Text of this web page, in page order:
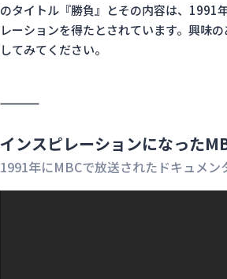
のタイトル『勝負』とその内容は、1991
レーションを得たとされています。興味
してみてください。
インスピレーションになった
1991年にMBCで放送されたドキュメン